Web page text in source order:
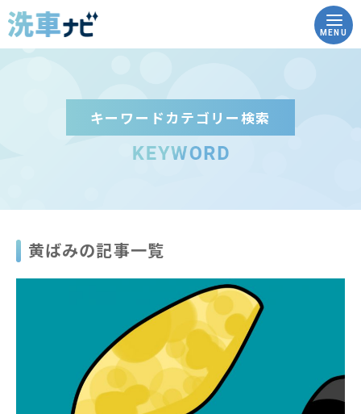
MENU
トップ
洗車の豆知識
実践！how to洗車
こんな時どうする？Q&A
コイン洗車場を調べる
キャラクター紹介
キーワードカテゴリー検索
黄ばみの記事一覧